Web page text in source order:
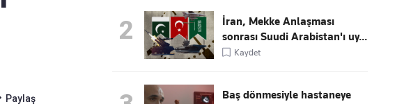
Paylaş
2
İran, Mekke Anlaşması
sonrası Suudi Arabistan'ı uy...
Kaydet
Baş dönmesiyle hastaneye